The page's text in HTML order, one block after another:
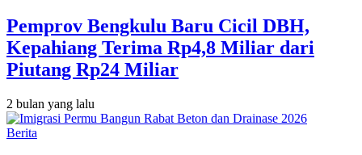
Pemprov Bengkulu Baru Cicil DBH,
Kepahiang Terima Rp4,8 Miliar dari
Piutang Rp24 Miliar
2 bulan yang lalu
Berita